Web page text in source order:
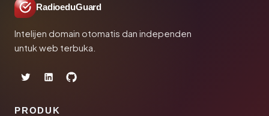
RadioeduGuard
Intelijen domain otomatis dan independen
untuk web terbuka.
PRODUK